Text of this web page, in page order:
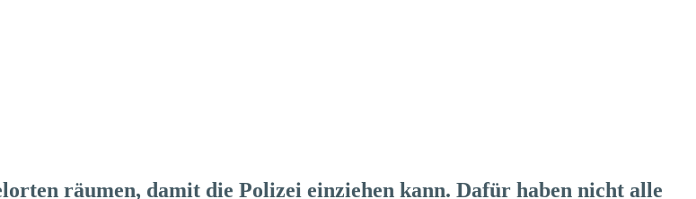
räumen, damit die Polizei einziehen kann. Dafür haben nicht alle